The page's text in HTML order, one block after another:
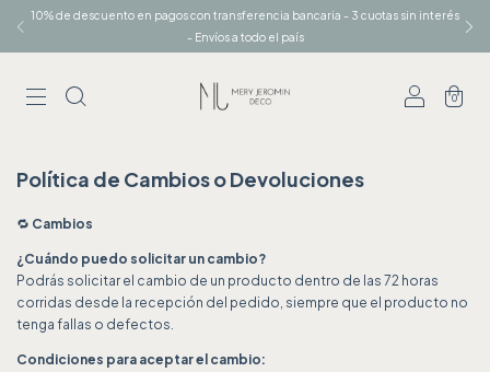
10% de descuento en pagos con transferencia bancaria - 3 cuotas sin interés
- Envíos a todo el país
0
Política de Cambios o Devoluciones
🔁 Cambios
¿Cuándo puedo solicitar un cambio?
Podrás solicitar el cambio de un producto dentro de las 72 horas
corridas desde la recepción del pedido, siempre que el producto no
tenga fallas o defectos.
Condiciones para aceptar el cambio: